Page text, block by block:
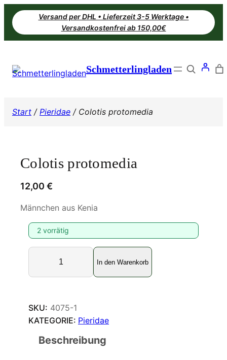
Zum
Inhalt
springen
Versand per DHL • Lieferzeit 3-5 Werktage •
Versandkostenfrei ab 150,00€
Schmetterlingladen Search
Start / Pieridae / Colotis protomedia
Colotis protomedia
12,00 €
Männchen aus Kenia
2 vorrätig
C
l
t
i
In den Warenkorb
SKU: 4075-1
KATEGORIE: Pieridae
Beschreibung